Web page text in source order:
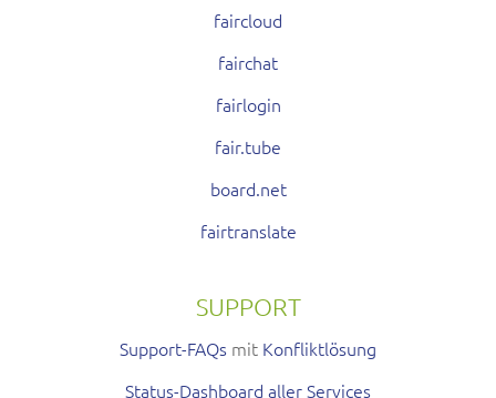
faircloud
fairchat
fairlogin
fair.tube
board.net
fairtranslate
SUPPORT
Support-FAQs mit Konfliktlösung
Status-Dashboard aller Services